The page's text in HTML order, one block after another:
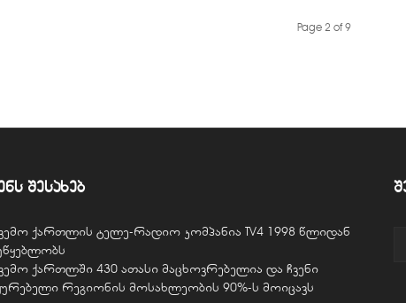
Page 2 of 9
შესახებ
ქართლის ტელე-რადიო კომპანია TV4 1998 წლიდან
ქართლში 430 ათასი მაცხოვრებელია და ჩვენი
რეგიონის მოსახლეობის 90%-ს მოიცავს